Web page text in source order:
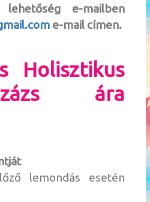
e-mailben
e-mail címen.
Holisztikus
ára
lemondás esetén